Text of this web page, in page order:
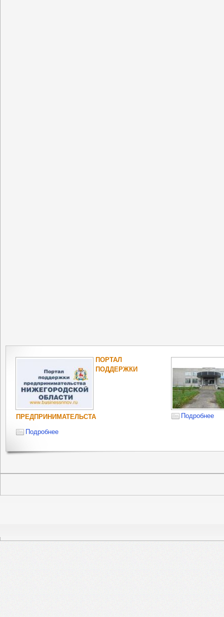
ПОРТАЛ
ПОДДЕРЖКИ
ПРЕДПРИНИМАТЕЛЬСТА
Подробнее
Подробнее